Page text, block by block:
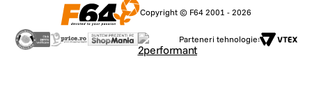
Copyright © F64 2001 - 2026
Parteneri tehnologie: